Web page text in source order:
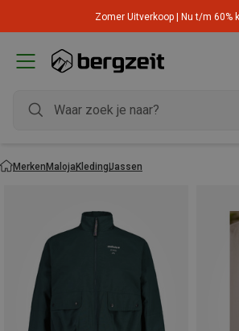
Zomer Uitverkoop | Nu t/m 60%
MerkenMalojaKledingJassen